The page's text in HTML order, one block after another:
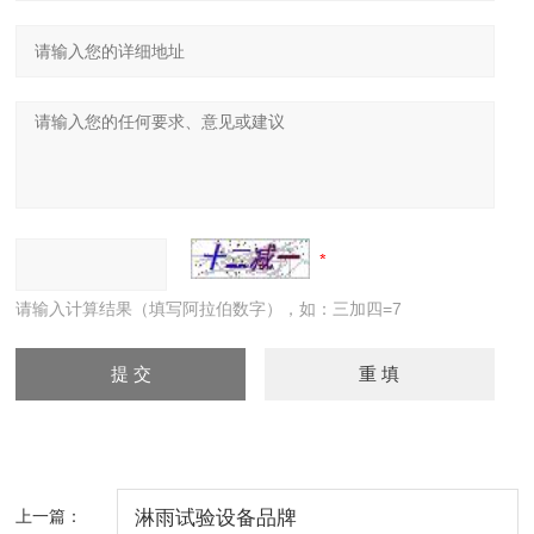
请输入计算结果（填写阿拉伯数字），如：三加四=7
上一篇： 淋雨试验设备品牌